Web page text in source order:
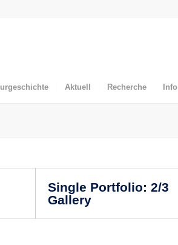
Aktuell Recherche Info
Single Portfolio: 2/3
Gallery